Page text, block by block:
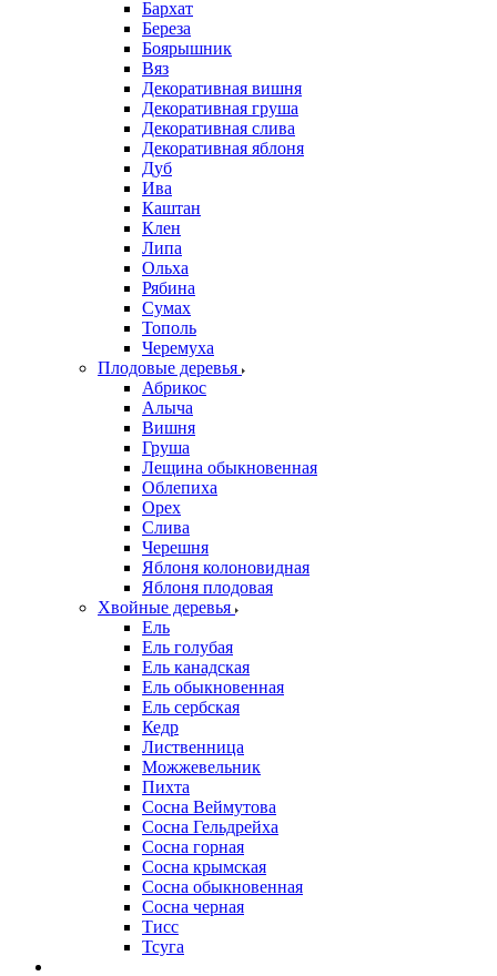
Бархат
Береза
Боярышник
Вяз
Декоративная вишня
Декоративная груша
Декоративная слива
Декоративная яблоня
Дуб
Ива
Каштан
Клен
Липа
Ольха
Рябина
Сумах
Тополь
Черемуха
Плодовые деревья
Абрикос
Алыча
Вишня
Груша
Лещина обыкновенная
Облепиха
Орех
Слива
Черешня
Яблоня колоновидная
Яблоня плодовая
Хвойные деревья
Ель
Ель голубая
Ель канадская
Ель обыкновенная
Ель сербская
Кедр
Лиственница
Можжевельник
Пихта
Сосна Веймутова
Сосна Гельдрейха
Сосна горная
Сосна крымская
Сосна обыкновенная
Сосна черная
Тисс
Тсуга